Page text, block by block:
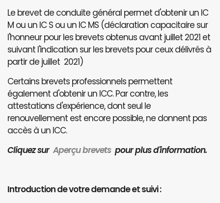
Le brevet de conduite général permet d'obtenir un IC
M ou un IC S ou un IC MS (déclaration capacitaire sur
l'honneur pour les brevets obtenus avant juillet 2021 et
suivant l'indication sur les brevets pour ceux délivrés à
partir de juillet 2021)
Certains brevets professionnels permettent
également d'obtenir un ICC. Par contre, les
attestations d'expérience, dont seul le
renouvellement est encore possible, ne donnent pas
accès à un ICC.
Cliquez surAperçu brevets pour plus d'information.
Introduction de votre demande et suivi :